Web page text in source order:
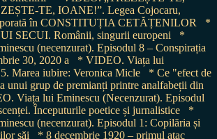
TE, IOANE!”. Legea Cojocaru,
în CONSTITUȚIA CETĂȚENILOR
*
SECUI. Românii, singurii europeni
*
(necenzurat). Episodul 8 – Conspirația
30, 2020 a
* VIDEO. Viața lui
Marea iubire: Veronica Micle
* Ce "efect de
unui grup de premianți printre analfabeții din
Viața lui Eminescu (Necenzurat). Episodul
Începuturile poetice și jurnalistice
*
(necenzurat). Episodul 1: Copilăria și
săi
* 8 decembrie 1920 – primul atac